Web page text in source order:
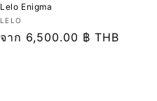
Lelo Enigma
เวน
เด
LELO
ราคา
จาก 6,500.00 ฿ THB